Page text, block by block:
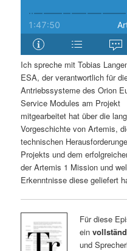
e
Ich spreche mit Tobias
ESA, der verantwortlich für
Antriebssysteme des Orion
Service Modules am Projekt
mitgearbeitet hat über die
Vorgeschichte von Artemis,
technischen
Projekts und dem
der Artemis 1 Mission und
Erkenntnisse diese geliefert
Für diese
ein
und